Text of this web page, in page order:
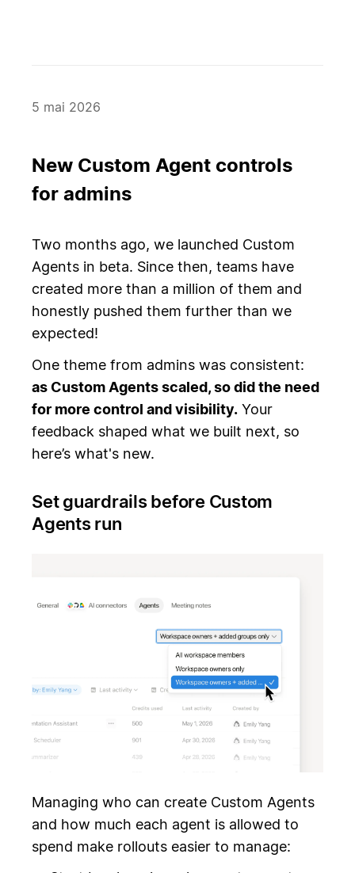
5 mai 2026
New Custom Agent controls
for admins
Two months ago, we launched Custom
Agents in beta. Since then, teams have
created more than a million of them and
honestly pushed them further than we
expected!
One theme from admins was consistent:
as Custom Agents scaled, so did the need
for more control and visibility. Your
feedback shaped what we built next, so
here’s what's new.
Set guardrails before Custom
Agents run
Managing who can create Custom Agents
and how much each agent is allowed to
spend make rollouts easier to manage: